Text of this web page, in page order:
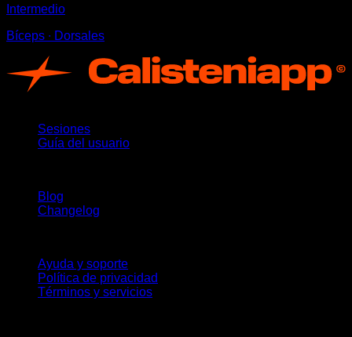
Intermedio
Bíceps ∙ Dorsales
Sesiones
Guía del usuario
Blog
Changelog
Ayuda y soporte
Política de privacidad
Términos y servicios